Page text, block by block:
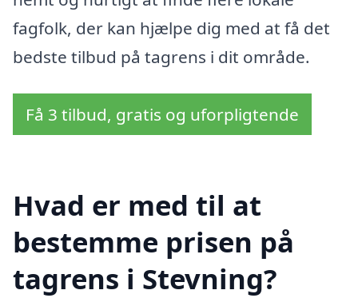
fagfolk, der kan hjælpe dig med at få det
bedste tilbud på tagrens i dit område.
Få 3 tilbud, gratis og uforpligtende
Hvad er med til at
bestemme prisen på
tagrens i Stevning?